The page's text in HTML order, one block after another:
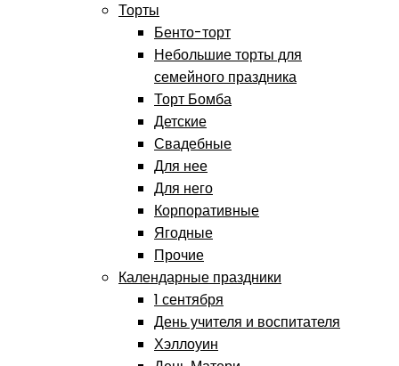
Торты
Бенто-торт
Небольшие торты для
семейного праздника
Торт Бомба
Детские
Свадебные
Для нее
Для него
Корпоративные
Ягодные
Прочие
Календарные праздники
1 сентября
День учителя и воспитателя
Хэллоуин